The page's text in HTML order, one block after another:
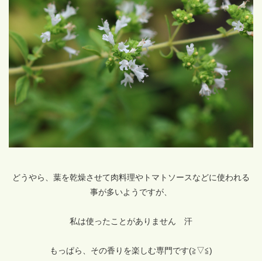
どうやら、葉を乾燥させて肉料理やトマトソースなどに使われる
事が多いようですが、
私は使ったことがありません 汗
もっぱら、その香りを楽しむ専門です(≧▽≦)